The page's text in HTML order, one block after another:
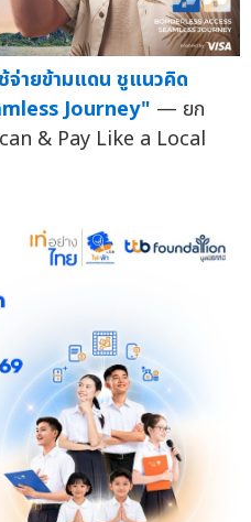
ายข้ามแดน ชูแนวคิด
Journey" — ยก
& Pay Like a Local